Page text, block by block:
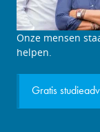
aanvragen
Onze mensen
helpen.
Gratis